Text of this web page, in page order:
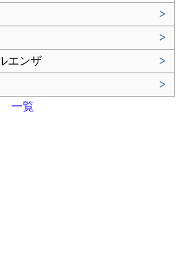
>
>
エンザ
>
>
一覧